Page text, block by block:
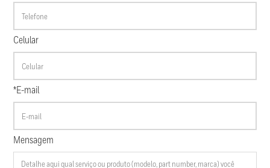
Celular
*E-mail
Mensagem